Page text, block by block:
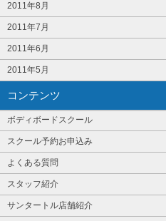
2011年8月
2011年7月
2011年6月
2011年5月
コンテンツ
ボディボードスクール
スクール予約お申込み
よくある質問
スタッフ紹介
サンタートル店舗紹介